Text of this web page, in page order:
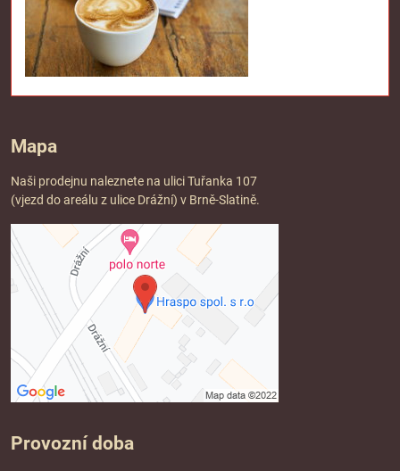
Mapa
Naši prodejnu naleznete na ulici Tuřanka 107
(vjezd do areálu z ulice Drážní) v Brně-Slatině.
Provozní doba